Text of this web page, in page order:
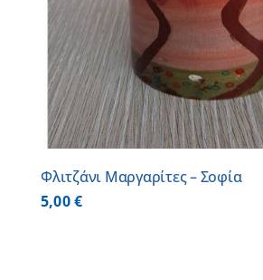
Φλιτζάνι Μαργαρίτες – Σοφία
5,00€